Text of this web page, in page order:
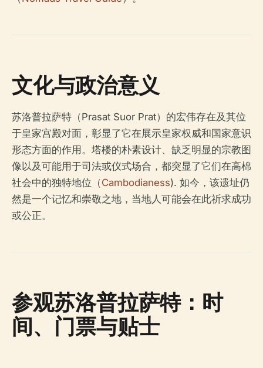
文化与政治意义
苏洛普拉萨特（Prasat Suor Prat）的宏伟存在及其位
于皇家宫殿对面，彰显了它在展示皇家权威和国家意识
形态方面的作用。塔楼的朴素设计、缺乏明显的宗教图
像以及可能用于司法或仪式场合，都突显了它们在高棉
社会中的独特地位（Cambodianess). 如今，该遗址仍
然是一个记忆和崇敬之地，当地人可能会在此祈求成功
或公正。
参观苏洛普拉萨特：时
间、门票与贴士